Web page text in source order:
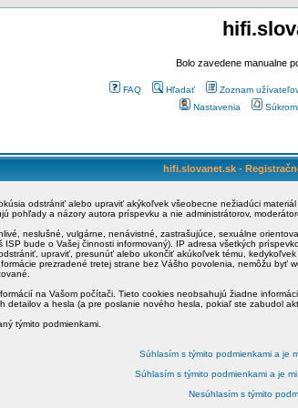
Bolo zavedene manualne
FAQ Hľadať Zoznam
Nastavenia
hifi.slovanet.sk -
odstrániť alebo upraviť akýkoľvek všeobecne nežiadúci
pohľady a názory autora príspevku a nie administrátorov,
neslušné, vulgárne, nenávistné, zastrašujúce, sexuálne
bude o Vašej činnosti informovaný). IP adresa všetkých
upraviť, presunúť alebo ukončiť akúkoľvek tému,
prezradené tretej strane bez Vášho povolenia, nemôžu byť
na Vašom počítači. Tieto cookies neobsahujú žiadne
detailov a hesla (a pre poslanie nového hesla, pokiaľ ste zabudol
týmito podmienkami.
Súhlasím s týmito podmienkami a je
Súhlasím s týmito podmienkami a je mi
Nesúhlasím s týmito